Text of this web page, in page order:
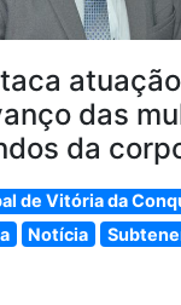
das
da
de Vitória da
Notícia